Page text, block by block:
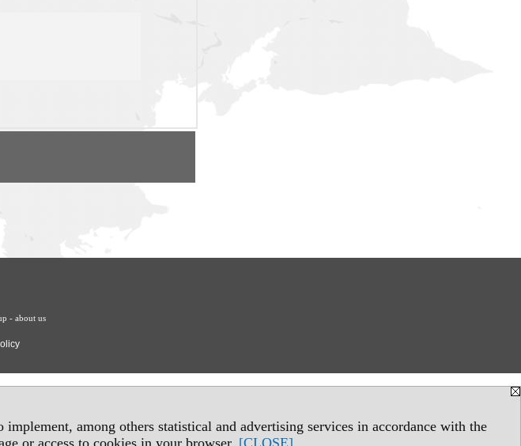
among others statistical and advertising services in accordance with the
or access to cookies in your browser. [CLOSE]
- about us